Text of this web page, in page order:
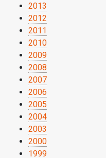
2013
2012
2011
2010
2009
2008
2007
2006
2005
2004
2003
2000
1999